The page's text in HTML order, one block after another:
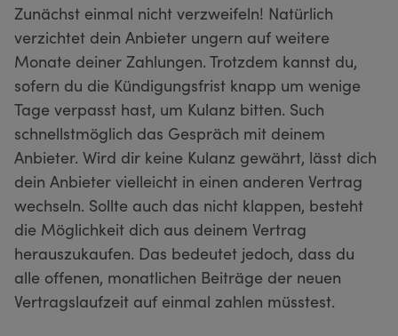
Zunächst einmal nicht verzweifeln! Natürlich
verzichtet dein Anbieter ungern auf weitere
Monate deiner Zahlungen. Trotzdem kannst du,
sofern du die Kündigungsfrist knapp um wenige
Tage verpasst hast, um Kulanz bitten. Such
schnellstmöglich das Gespräch mit deinem
Anbieter. Wird dir keine Kulanz gewährt, lässt dich
dein Anbieter vielleicht in einen anderen Vertrag
wechseln. Sollte auch das nicht klappen, besteht
die Möglichkeit dich aus deinem Vertrag
herauszukaufen. Das bedeutet jedoch, dass du
alle offenen, monatlichen Beiträge der neuen
Vertragslaufzeit auf einmal zahlen müsstest.